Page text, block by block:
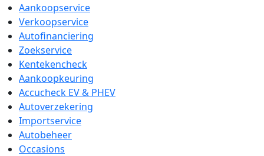
Aankoopservice
Verkoopservice
Autofinanciering
Zoekservice
Kentekencheck
Aankoopkeuring
Accucheck EV & PHEV
Autoverzekering
Importservice
Autobeheer
Occasions